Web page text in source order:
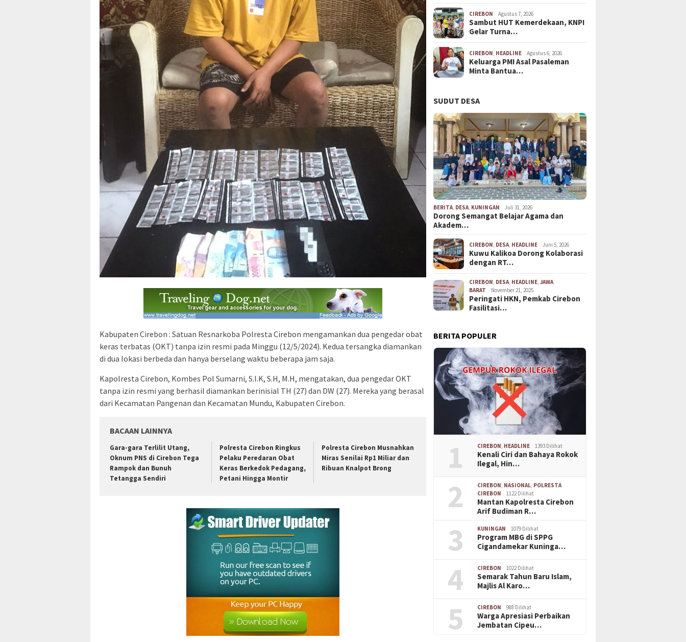
Kabupaten Cirebon : Satuan Resnarkoba Polresta Cirebon mengamankan dua pengedar obat
keras terbatas (OKT) tanpa izin resmi pada Minggu (12/5/2024). Kedua tersangka diamankan
di dua lokasi berbeda dan hanya berselang waktu beberapa jam saja.
Kapolresta Cirebon, Kombes Pol Sumarni, S.I.K, S.H, M.H, mengatakan, dua pengedar OKT
tanpa izin resmi yang berhasil diamankan berinisial TH (27) dan DW (27). Mereka yang berasal
dari Kecamatan Pangenan dan Kecamatan Mundu, Kabupaten Cirebon.
BACAAN LAINNYA
Gara-gara Terlilit Utang,
Oknum PNS di Cirebon Tega
Rampok dan Bunuh
Tetangga Sendiri
Polresta Cirebon Ringkus
Pelaku Peredaran Obat
Keras Berkedok Pedagang,
Petani Hingga Montir
Polresta Cirebon Musnahkan
Miras Senilai Rp1 Miliar dan
Ribuan Knalpot Brong
CIREBON Agustus 7, 2026
Sambut HUT Kemerdekaan, KNPI
Gelar Turna…
CIREBON, HEADLINE Agustus 6, 2026
Keluarga PMI Asal Pasaleman
Minta Bantua…
SUDUT DESA
BERITA, DESA, KUNINGAN Juli 31, 2026
Dorong Semangat Belajar Agama dan
Akadem…
CIREBON, DESA, HEADLINE Juni 5, 2026
Kuwu Kalikoa Dorong Kolaborasi
dengan RT…
CIREBON, DESA, HEADLINE,JAWA
BARAT
November 21, 2025
Peringati HKN, Pemkab Cirebon
Fasilitasi…
BERITA POPULER
1 CIREBON HEADLINE 1393 Dilihat
Kenali Ciri dan Bahaya Rokok
Ilegal, Hin…
2 CIREBON NASIONAL POLRESTA
CIREBON
1122 Dilihat
Mantan Kapolresta Cirebon
Arif Budiman R…
3 KUNINGAN 1079 Dilihat
Program MBG di SPPG
Cigandamekar Kuninga…
4 CIREBON 1022 Dilihat
Semarak Tahun Baru Islam,
Majlis Al Karo…
5 CIREBON 988 Dilihat
Warga Apresiasi Perbaikan
Jembatan Cipeu…